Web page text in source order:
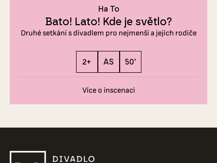
Ha To
Bato! Lato! Kde je světlo?
Druhé setkání s divadlem pro nejmenší a jejich rodiče
2+ AS 50'
Více o inscenaci